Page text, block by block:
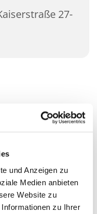
und Anzeigen zu
Medien anbieten
Website zu
zu Ihrer
27-